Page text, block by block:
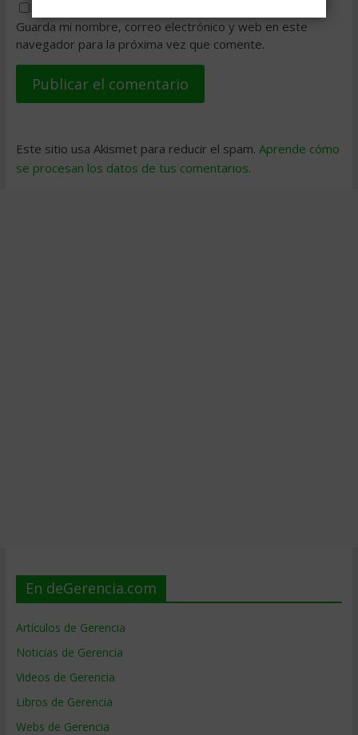
Guarda mi nombre, correo electrónico y web en este
navegador para la próxima vez que comente.
Este sitio usa Akismet para reducir el spam. Aprende cómo
se procesan los datos de tus comentarios.
En deGerencia.com
Artículos de Gerencia
Noticias de Gerencia
Videos de Gerencia
Libros de Gerencia
Webs de Gerencia